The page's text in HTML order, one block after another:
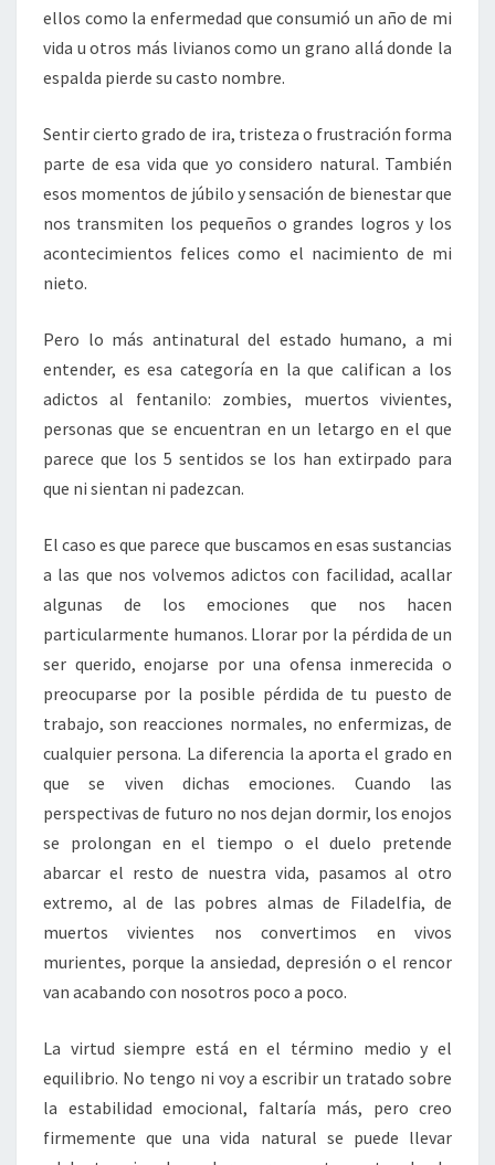
ellos como la enfermedad que consumió un año de mi
vida u otros más livianos como un grano allá donde la
espalda pierde su casto nombre.
Sentir cierto grado de ira, tristeza o frustración forma
parte de esa vida que yo considero natural. También
esos momentos de júbilo y sensación de bienestar que
nos transmiten los pequeños o grandes logros y los
acontecimientos felices como el nacimiento de mi
nieto.
Pero lo más antinatural del estado humano, a mi
entender, es esa categoría en la que califican a los
adictos al fentanilo: zombies, muertos vivientes,
personas que se encuentran en un letargo en el que
parece que los 5 sentidos se los han extirpado para
que ni sientan ni padezcan.
El caso es que parece que buscamos en esas sustancias
a las que nos volvemos adictos con facilidad, acallar
algunas de los emociones que nos hacen
particularmente humanos. Llorar por la pérdida de un
ser querido, enojarse por una ofensa inmerecida o
preocuparse por la posible pérdida de tu puesto de
trabajo, son reacciones normales, no enfermizas, de
cualquier persona. La diferencia la aporta el grado en
que se viven dichas emociones. Cuando las
perspectivas de futuro no nos dejan dormir, los enojos
se prolongan en el tiempo o el duelo pretende
abarcar el resto de nuestra vida, pasamos al otro
extremo, al de las pobres almas de Filadelfia, de
muertos vivientes nos convertimos en vivos
murientes, porque la ansiedad, depresión o el rencor
van acabando con nosotros poco a poco.
La virtud siempre está en el término medio y el
equilibrio. No tengo ni voy a escribir un tratado sobre
la estabilidad emocional, faltaría más, pero creo
firmemente que una vida natural se puede llevar